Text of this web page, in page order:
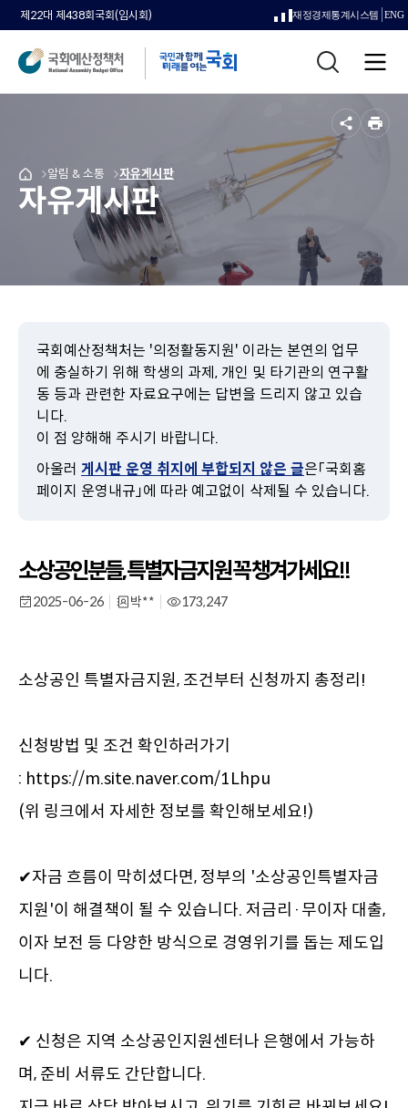
제22대 제438회국회(임시회)
새
으
열
림
재정경제통계시스템 ENG
검
색
전
체
메
뉴
국
회
예
처
메
뉴
로
알림 & 소통
메
뉴
로
이
동
자유게시판
자유게시판
공
인
국회예산정책처는 '의정활동지원' 이라는 본연의 업무
에 충실하기 위해 학생의 과제, 개인 및 타기관의 연구활
동 등과 관련한 자료요구에는 답변을 드리지 않고 있습
니다.
이 점 양해해 주시기 바랍니다.
아울러 게시판 운영 취지에 부합되지 않은 글은「국회홈
페이지 운영내규」에 따라 예고없이 삭제될 수 있습니다.
소상공인분들, 특별자금지원 꼭 챙겨가세요!!
작
2025-06-26 부
박** 작
173,247
소상공인 특별자금지원, 조건부터 신청까지 총정리!
신청방법 및 조건 확인하러가기
: https://m.site.naver.com/1Lhpu
(위 링크에서 자세한 정보를 확인해보세요!)
✔자금 흐름이 막히셨다면, 정부의 '소상공인특별자금
지원'이 해결책이 될 수 있습니다. 저금리·무이자 대출,
이자 보전 등 다양한 방식으로 경영위기를 돕는 제도입
니다.
✔ 신청은 지역 소상공인지원센터나 은행에서 가능하
며, 준비 서류도 간단합니다.